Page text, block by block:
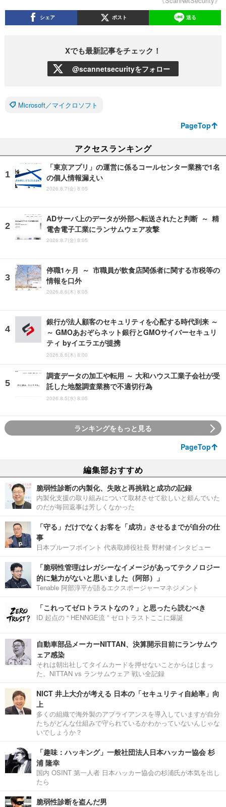
シェア ポスト 送る
Xでも最新記事をチェック！
@scannetsecurityをフォロー
Microsoft／マイクロソフト
PageTop
アクセスランキング
「東京アプリ」の運営に係るコールセンター業務で1名
の個人情報漏えい
2026.8.7(金) 8:05
ADサーバ上のデータが外部へ転送されたと判断 ～ 精
電舎電子工業にランサムウェア攻撃
2026.8.7(金) 8:05
停職1ヶ月 ～ 市職員が飲食店関係者に関する市税等の
情報を口外
2026.8.6(木) 8:05
銀行が法人顧客のセキュリティを心配する時代到来 ～
～ GMOあおぞらネット銀行とGMOサイバーセキュリ
ティ byイエラエが提携
2026.8.6(木) 8:00
調査データの加工や転用 ～ 大和ハウス工業子会社が受
託した地盤調査業務で不適切行為
2026.8.5(水) 8:05
ランキングをもっと見る
PageTop
編集部おすすめ
脆弱性診断の内製化、失敗と再挑戦と成功の記録
内製化支援の取り組みについて取材させて欲しいと頼んでいた
のだが毎回返事は芳しくなかった
「守る」だけでなくお客を「成功」させるまでが自分の仕
事
日本プルーフポイント 代表取締役社長 野村健インタビュー
「脆弱性管理はレガシーなイメージがあってテクノロジー
的に魅力がないと思いました（阿部）」
Tenable 阿部淳平が語るエクスポージャーマネジメント
「これってゼロトラストなの？」と思ったら読むべき
ID 起点の “ HENNGE流 ” ゼロトラストここに爆誕
自動車部品メーカーNITTAN、決算開示目前にランサムウ
ェア感染
それは朝出社してタイムカードを押せないことからはじまっ
た。NITTAN vs ランサムウェア 戦い全記録
NICT 井上大介が考える 日本の「セキュリティ自給率」向
上
多くの組織で海外製のアプライアンスを導入していますが自分
たちがどんな仕組みで守られているかわかっていないんじゃな
いでしょうか？
「趣味：ハッキング」一般社団法人日本ハッカー協会 杉
浦 隆幸
国内 OSINT 第一人者 日本ハッカー協会の杉浦氏が本気を出し
たら
脆弱性診断を盗んだ男